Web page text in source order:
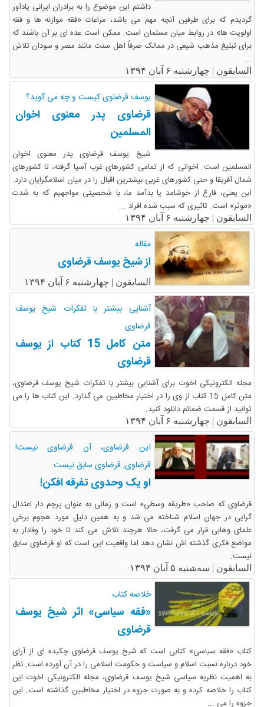
داشتم این موضوع را به برادران ایرانی یادآور
گردیدم که برای طرفین آنچه مهم می باشد، مراعات «فقه موازنه ها و فقه
اولویت ها» در روابط میان مسلمان است. ممکن است عده ای بر آن باشند که
برای تبلیغ مذهب شیعی در ممالک صرفاً اهل سنت مانند مصر و سودان تلاش
...
السابقون | چهارشنبه ۶ آبان ۱۳۹۴
یوسف قرضاوی کیست و چه می گوید؟
قرضاوی پدر معنوی اخوان
المسلمین
شیخ یوسف قرضاوی پدر معنوی اخوان
المسلمین است. اخوانی که از تمامی کشورهای غرب آسیا گرفته، تا کشورهای
شمال آفریقا و حتی کشورهای غربی بیشترین اقبال را در میان اسلامگرایان دارد.
این یعنی، فارغ از خوشامد یا بدآمد ما، با شخصیتی مواجهیم که به شدت
«موثر» است. تاثیری که سبب شده افراد ...
السابقون | چهارشنبه ۶ آبان ۱۳۹۴
مقاله
از شیخ یوسف قرضاوی
السابقون | چهارشنبه ۶ آبان ۱۳۹۴
آشنایی بیشتر با تفکرات شیخ یوسف
قرضاوی
متن کامل 15 کتاب از یوسف
قرضاوی
مجله الکترونیکی اخوت برای آشنایی بیشتر با تفکرات شیخ یوسف قرضاوی،
متن کامل 15 کتاب از وی را در اختیار مخاطبین می گذارد. این کتاب ها را می
توانید از قسمت ضمائم دانلود کنید.
السابقون | چهارشنبه ۶ آبان ۱۳۹۴
این قرضاوی، آن قرضاوی نیست!
قرضاوی, قرضاوی سابق نیست
او یک وحدوی تفرقه افکن!
قرضاوی که صاحب «طریقه وسطی» است و زمانی به عنوان پرچم دار اعتدال
گرایی در جهان اسلام شناخته می شد و به همین دلیل مورد هجوم برخی
علمای وهابی قرار می گرفت، حالا هرچند تلاش می کند تا خود را وفادار به
مواضع فکری گذشته اش نشان دهد اما واقعیت این است که او قرضاوی سابق
نیست.
السابقون | سه‌شنبه ۵ آبان ۱۳۹۴
خلاصه کتاب
«فقه سیاسی» اثر شیخ یوسف
قرضاوی
کتاب «فقه سیاسی» کتابی است که شیخ یوسف قرضاوی چکیده ای از آرای
خود درباره نسبت اسلام و سیاست و حکومت اسلامی را در آن آورده است. نظر
به اهمیت نظریه سیاسی شیخ یوسف قرضاوی، مجله الکترونیکی اخوت این
کتاب را خلاصه کرده و به صورت جزوه در اختیار مخاطبین گذاشته است. این
جزوه را می ...